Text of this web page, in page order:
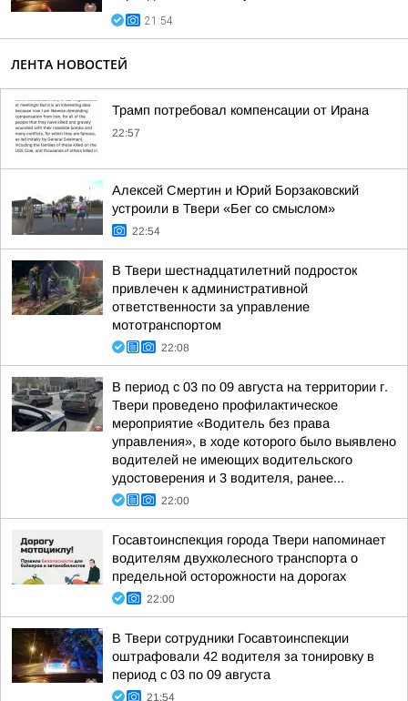
21:54
ЛЕНТА НОВОСТЕЙ
Трамп потребовал компенсации от Ирана
22:57
Алексей Смертин и Юрий Борзаковский
устроили в Твери «Бег со смыслом»
22:54
В Твери шестнадцатилетний подросток
привлечен к административной
ответственности за управление
мототранспортом
22:08
В период с 03 по 09 августа на территории г.
Твери проведено профилактическое
мероприятие «Водитель без права
управления», в ходе которого было выявлено
водителей не имеющих водительского
удостоверения и 3 водителя, ранее...
22:00
Госавтоинспекция города Твери напоминает
водителям двухколесного транспорта о
предельной осторожности на дорогах
22:00
В Твери сотрудники Госавтоинспекции
оштрафовали 42 водителя за тонировку в
период с 03 по 09 августа
21:54